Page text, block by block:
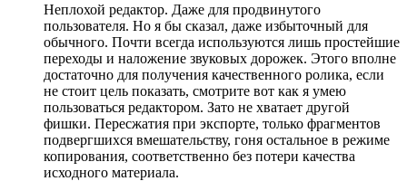
Неплохой редактор. Даже для продвинутого
пользователя. Но я бы сказал, даже избыточный для
обычного. Почти всегда используются лишь простейшие
переходы и наложение звуковых дорожек. Этого вполне
достаточно для получения качественного ролика, если
не стоит цель показать, смотрите вот как я умею
пользоваться редактором. Зато не хватает другой
фишки. Пересжатия при экспорте, только фрагментов
подвергшихся вмешательству, гоня остальное в режиме
копирования, соответственно без потери качества
исходного материала.